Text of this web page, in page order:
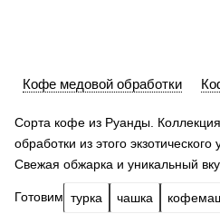
Кофе медовой обработки
Сорта кофе из Руанды.
обработки из этого
Свежая обжарка и уникальный
Готовим турка чашка